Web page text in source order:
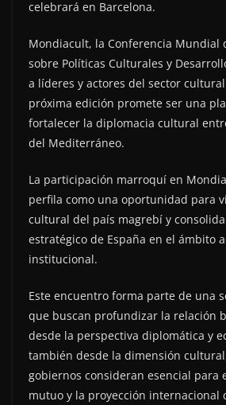
celebrará en Barcelona.
Mondiacult, la Conferencia Mundial
sobre Políticas Culturales y
a líderes y actores del sector
próxima edición promete ser una
fortalecer la diplomacia cultural
del Mediterráneo.
La participación marroquí en
perfila como una oportunidad para
cultural del país magrebí y
estratégico de España en el ámbito
institucional.
Este encuentro forma parte de una
que buscan profundizar la relación
desde la perspectiva diplomática y
también desde la dimensión
gobiernos consideran esencial para
mutuo y la proyección internacional